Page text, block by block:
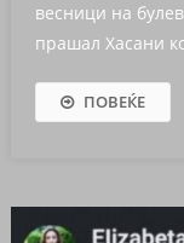
весници на
прашал Хасани
ПОВЕЌЕ